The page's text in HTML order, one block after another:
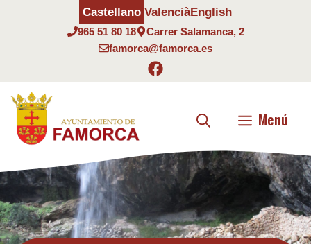
965 51 80 18
Carrer Salamanca, 2
famorca@famorca.es
Castellano ValenciàEnglish
Menú